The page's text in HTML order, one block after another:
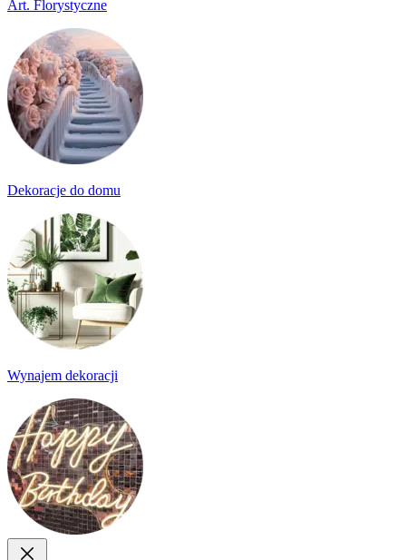
Art. Florystyczne
Dekoracje do domu
Wynajem dekoracji